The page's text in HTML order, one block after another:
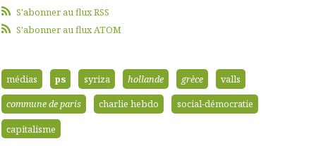
S'abonner au flux RSS
S'abonner au flux ATOM
médias ps syriza hollande grèce
valls
commune de paris
charlie hebdo
social-démocratie
capitalisme